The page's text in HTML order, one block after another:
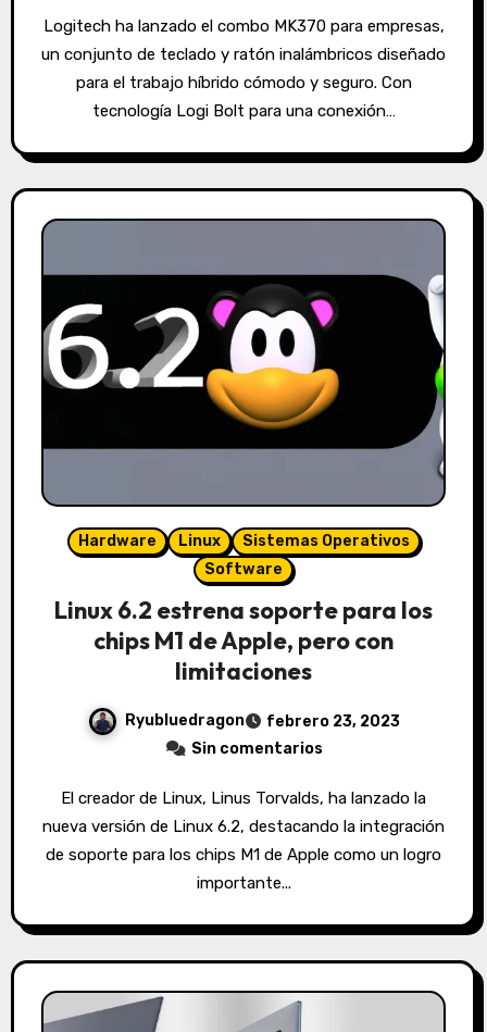
Logitech ha lanzado el combo MK370 para empresas,
un conjunto de teclado y ratón inalámbricos diseñado
para el trabajo híbrido cómodo y seguro. Con
tecnología Logi Bolt para una conexión…
Hardware Linux
Sistemas Operativos
Software
Linux 6.2 estrena soporte para los
chips M1 de Apple, pero con
limitaciones
Ryubluedragon
febrero 23, 2023
Sin comentarios
El creador de Linux, Linus Torvalds, ha lanzado la
nueva versión de Linux 6.2, destacando la integración
de soporte para los chips M1 de Apple como un logro
importante...